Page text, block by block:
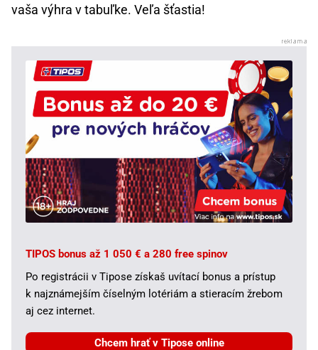
vaša výhra v tabuľke. Veľa šťastia!
TIPOS bonus až 1 050 € a 280 free spinov
Po registrácii v Tipose získaš uvítací bonus a prístup
k najznámejším číselným lotériám a stieracím žrebom
aj cez internet.
Chcem hrať v Tipose online